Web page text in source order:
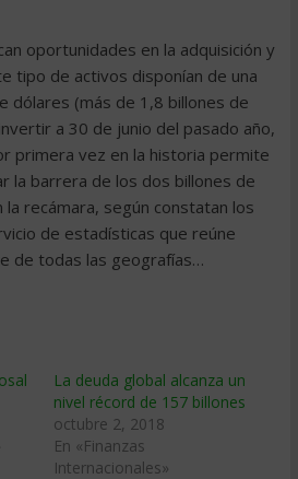
oportunidades en la adquisición y
tipo de activos disponían de una
dólares (más de 1,8 billones de
a 30 de junio del pasado año,
primera vez en la historia permite
la barrera de los dos billones de
la recámara, según constatan los
de estadísticas que reúne
de todas las geografías…
La deuda global alcanza un
nivel récord de 157 billones
octubre 2, 2018
En «Finanzas
Internacionales»